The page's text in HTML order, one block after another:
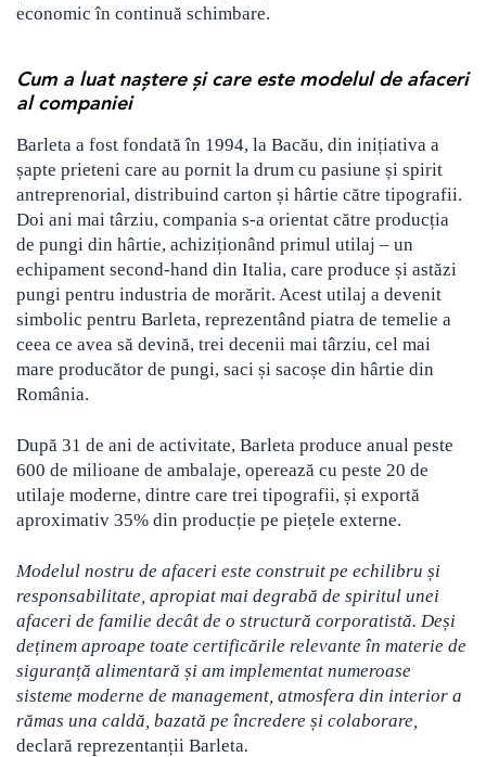
economic în continuă schimbare.
Cum a luat naștere și care este modelul de afaceri
al companiei
Barleta a fost fondată în 1994, la Bacău, din inițiativa a
șapte prieteni care au pornit la drum cu pasiune și spirit
antreprenorial, distribuind carton și hârtie către tipografii.
Doi ani mai târziu, compania s-a orientat către producția
de pungi din hârtie, achiziționând primul utilaj – un
echipament second-hand din Italia, care produce și astăzi
pungi pentru industria de morărit. Acest utilaj a devenit
simbolic pentru Barleta, reprezentând piatra de temelie a
ceea ce avea să devină, trei decenii mai târziu, cel mai
mare producător de pungi, saci și sacoșe din hârtie din
România.
După 31 de ani de activitate, Barleta produce anual peste
600 de milioane de ambalaje, operează cu peste 20 de
utilaje moderne, dintre care trei tipografii, și exportă
aproximativ 35% din producție pe piețele externe.
Modelul nostru de afaceri este construit pe echilibru și
responsabilitate, apropiat mai degrabă de spiritul unei
afaceri de familie decât de o structură corporatistă. Deși
deținem aproape toate certificările relevante în materie de
siguranță alimentară și am implementat numeroase
sisteme moderne de management, atmosfera din interior a
rămas una caldă, bazată pe încredere și colaborare,
declară reprezentanții Barleta.